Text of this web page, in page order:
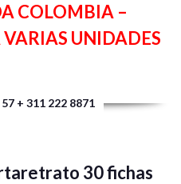
COLOMBIA –
UNIDADES
+ 311 222 8871
30 fichas